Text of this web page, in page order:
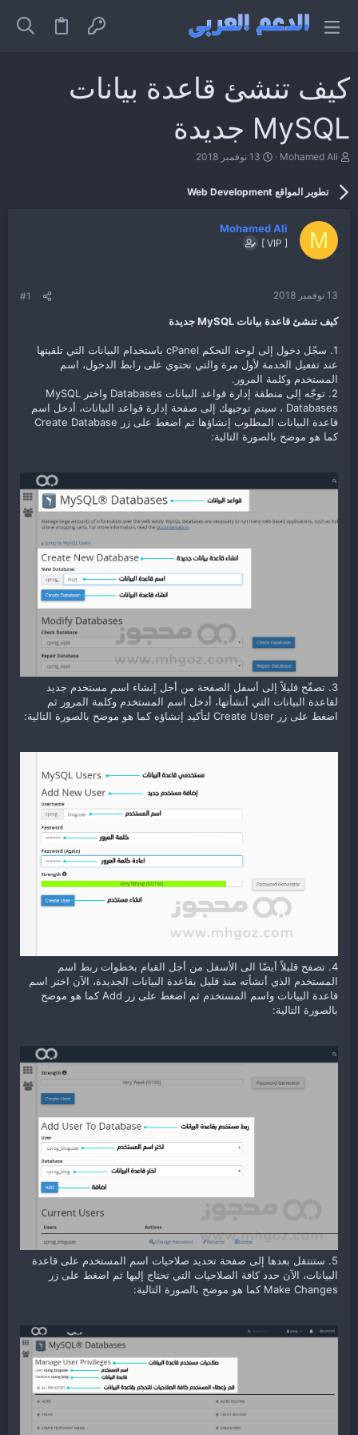
كيف تنشئ قاعدة بيانات
MySQL جديدة
ب
م
و
ض
Mohamed Ali
ت
ي
ل
13 نوفمبر 2018
تطوير المواقع Web Development
M
Mohamed Ali
[ VIP ]
13 نوفمبر 2018 #1
كيف تنشئ قاعدة بيانات MySQL جديدة
1. سجّل دخول إلى لوحة التحكم cPanel باستخدام البيانات التي تلقيتها
عند تفعيل الخدمة لأول مرة والتي تحتوي على رابط الدخول، اسم
المستخدم وكلمة المرور.
2. توجّه إلى منطقة إدارة قواعد البيانات Databases واختر MySQL
Databases ، سيتم توجيهك إلى صفحة إدارة قواعد البيانات، أدخل اسم
قاعدة البيانات المطلوب إنشاؤها ثم اضغط على زر Create Database
كما هو موضح بالصورة التالية:
3. تصفّح قليلاً إلى أسفل الصفحة من أجل إنشاء اسم مستخدم جديد
لقاعدة البيانات التي أنشأتها، أدخل اسم المستخدم وكلمة المرور ثم
اضغط على زر Create User لتأكيد إنشاؤه كما هو موضح بالصورة التالية:
4. تصفح قليلاً أيضًا الى الأسفل من أجل القيام بخطوات ربط اسم
المستخدم الذي أنشأته منذ قليل بقاعدة البيانات الجديدة، الآن اختر اسم
قاعدة البيانات واسم المستخدم ثم اضغط على زر Add كما هو موضح
بالصورة التالية:
5. ستنتقل بعدها إلى صفحة تحديد صلاحيات اسم المستخدم على قاعدة
البيانات، الآن حدد كافة الصلاحيات التي تحتاج إليها ثم اضغط على زر
Make Changes كما هو موضح بالصورة التالية: